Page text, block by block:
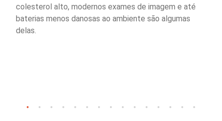
colesterol alto, modernos exames de imagem e até
baterias menos danosas ao ambiente são algumas
delas.